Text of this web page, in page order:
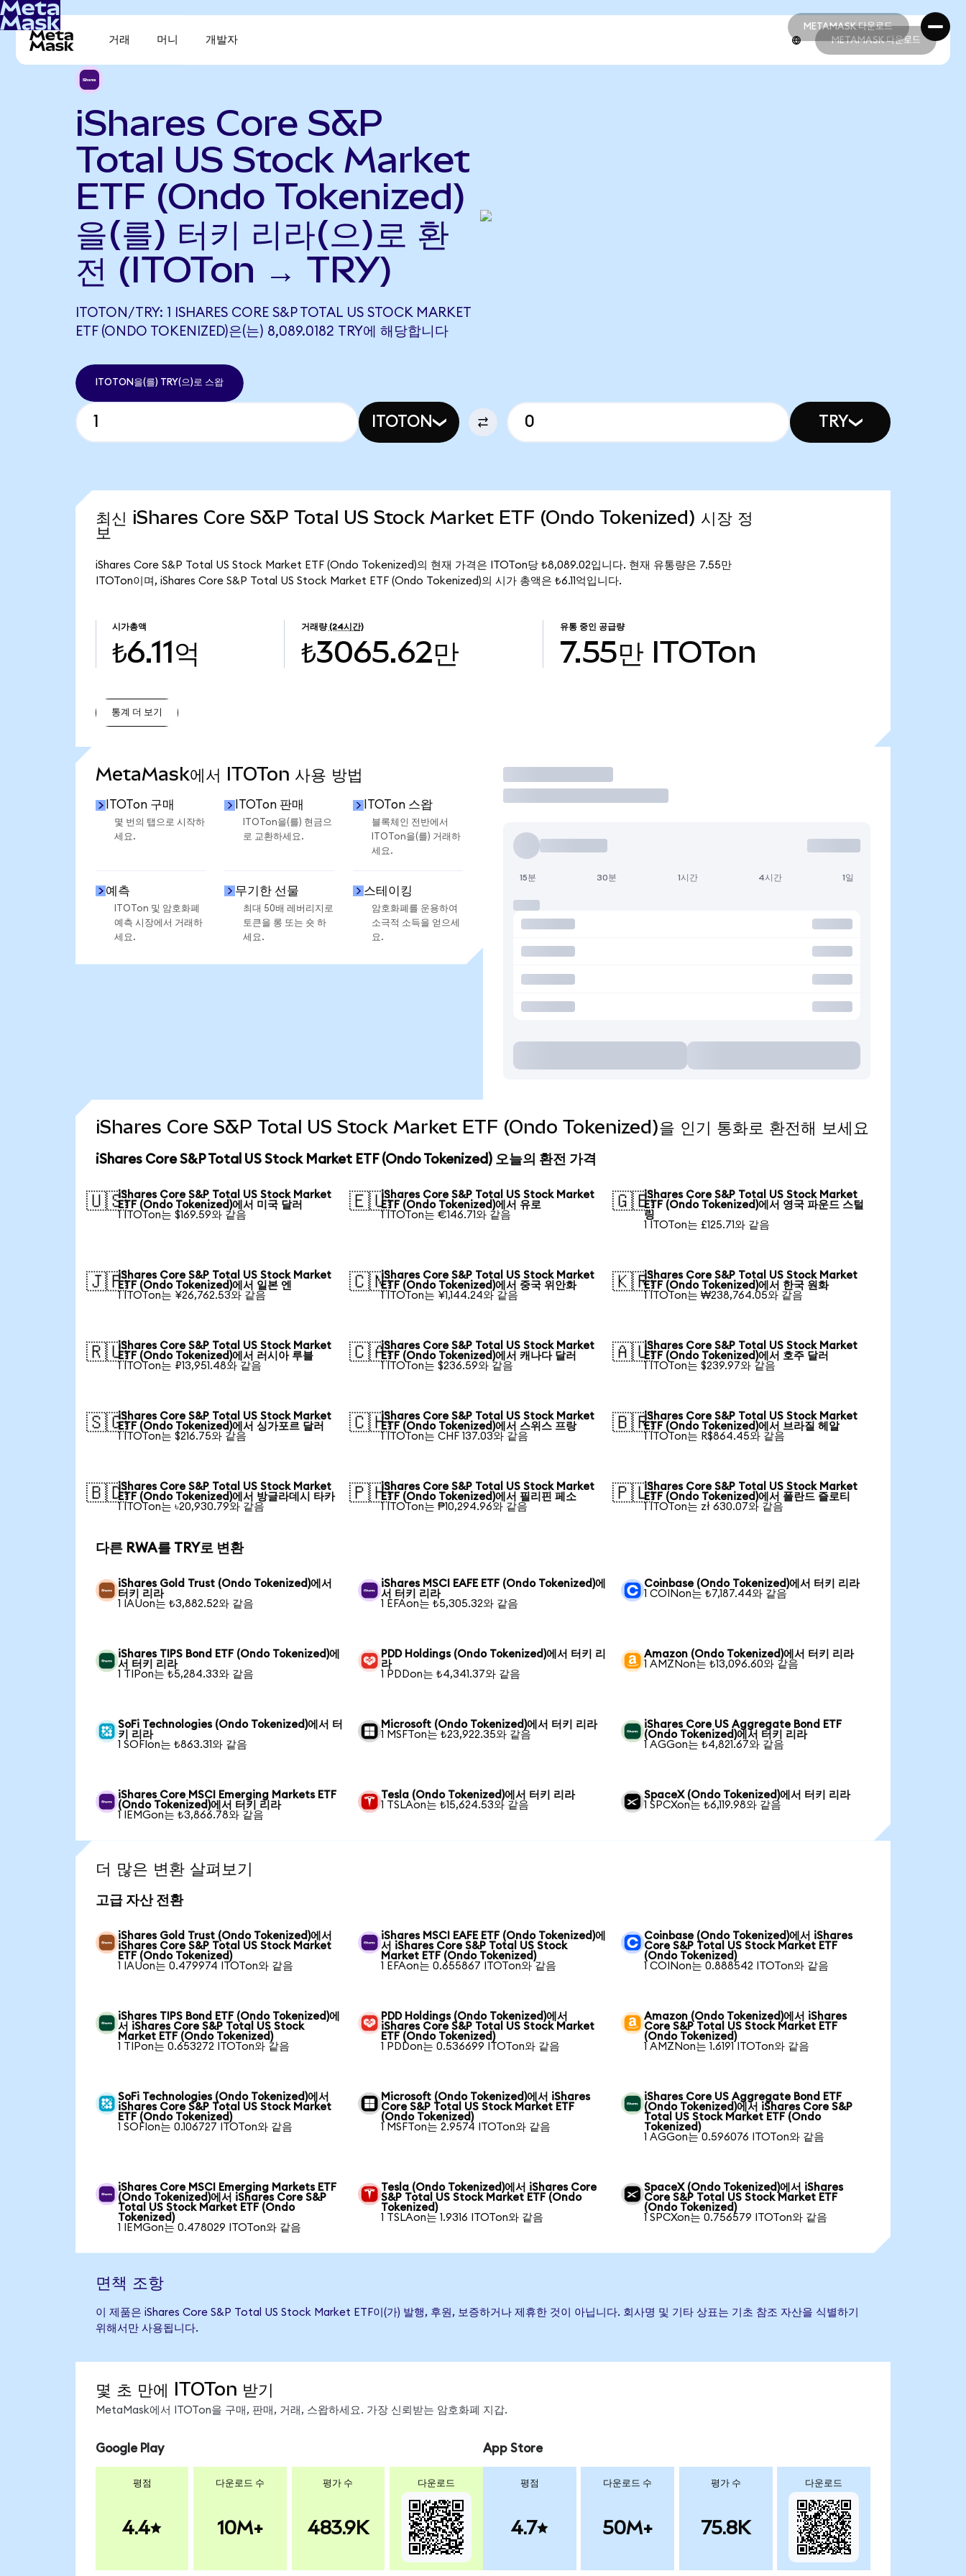
METAMASK 다운로드
METAMASK 다운로드
거래 머니 개발자 METAMASK 다운로드
iShares Core S&P
Total US Stock Market
ETF (Ondo Tokenized)
을(를) 터키 리라(으)로 환
전 (ITOTon → TRY)
ITOTON/TRY: 1 ISHARES CORE S&P TOTAL US STOCK MARKET
ETF (ONDO TOKENIZED)은(는) 8,089.0182 TRY에 해당합니다
ITOTON을(를) TRY(으)로 스왑
ITOTON TRY
최신 iShares Core S&P Total US Stock Market ETF (Ondo Tokenized) 시장 정
보
iShares Core S&P Total US Stock Market ETF (Ondo Tokenized)의 현재 가격은 ITOTon당 ₺8,089.02입니다. 현재 유통량은 7.55만
ITOTon이며, iShares Core S&P Total US Stock Market ETF (Ondo Tokenized)의 시가 총액은 ₺6.11억입니다.
시가총액
₺6.11억
거래량 (24시간)
₺3065.62만
유통 중인 공급량
7.55만 ITOTon
통계 더 보기
MetaMask에서 ITOTon 사용 방법
ITOTon 구매
몇 번의 탭으로 시작하
세요.
ITOTon 판매
ITOTon을(를) 현금으
로 교환하세요.
ITOTon 스왑
블록체인 전반에서
ITOTon을(를) 거래하
세요.
예측
ITOTon 및 암호화폐
예측 시장에서 거래하
세요.
무기한 선물
최대 50배 레버리지로
토큰을 롱 또는 숏 하
세요.
스테이킹
암호화폐를 운용하여
소극적 소득을 얻으세
요.
거래
15분 30분 1시간 4시간 1일
iShares Core S&P Total US Stock Market ETF (Ondo Tokenized)을 인기 통화로 환전해 보세요
iShares Core S&P Total US Stock Market ETF (Ondo Tokenized) 오늘의 환전 가격
🇺🇸iShares Core S&P Total US Stock Market
ETF (Ondo Tokenized)에서 미국 달러
1 ITOTon는 $169.59와 같음
🇪🇺iShares Core S&P Total US Stock Market
ETF (Ondo Tokenized)에서 유로
1 ITOTon는 €146.71와 같음
🇬🇧iShares Core S&P Total US Stock Market
ETF (Ondo Tokenized)에서 영국 파운드 스털
링
1 ITOTon는 £125.71와 같음
🇯🇵iShares Core S&P Total US Stock Market
ETF (Ondo Tokenized)에서 일본 엔
1 ITOTon는 ¥26,762.53와 같음
🇨🇳iShares Core S&P Total US Stock Market
ETF (Ondo Tokenized)에서 중국 위안화
1 ITOTon는 ¥1,144.24와 같음
🇰🇷iShares Core S&P Total US Stock Market
ETF (Ondo Tokenized)에서 한국 원화
1 ITOTon는 ₩238,764.05와 같음
🇷🇺iShares Core S&P Total US Stock Market
ETF (Ondo Tokenized)에서 러시아 루블
1 ITOTon는 ₽13,951.48와 같음
🇨🇦iShares Core S&P Total US Stock Market
ETF (Ondo Tokenized)에서 캐나다 달러
1 ITOTon는 $236.59와 같음
🇦🇺iShares Core S&P Total US Stock Market
ETF (Ondo Tokenized)에서 호주 달러
1 ITOTon는 $239.97와 같음
🇸🇬iShares Core S&P Total US Stock Market
ETF (Ondo Tokenized)에서 싱가포르 달러
1 ITOTon는 $216.75와 같음
🇨🇭iShares Core S&P Total US Stock Market
ETF (Ondo Tokenized)에서 스위스 프랑
1 ITOTon는 CHF 137.03와 같음
🇧🇷iShares Core S&P Total US Stock Market
ETF (Ondo Tokenized)에서 브라질 헤알
1 ITOTon는 R$864.45와 같음
🇧🇩iShares Core S&P Total US Stock Market
ETF (Ondo Tokenized)에서 방글라데시 타카
1 ITOTon는 ৳20,930.79와 같음
🇵🇭iShares Core S&P Total US Stock Market
ETF (Ondo Tokenized)에서 필리핀 페소
1 ITOTon는 ₱10,294.96와 같음
🇵🇱iShares Core S&P Total US Stock Market
ETF (Ondo Tokenized)에서 폴란드 즐로티
1 ITOTon는 zł 630.07와 같음
다른 RWA를 TRY로 변환
iShares Gold Trust (Ondo Tokenized)에서
터키 리라
1 IAUon는 ₺3,882.52와 같음
iShares MSCI EAFE ETF (Ondo Tokenized)에
서 터키 리라
1 EFAon는 ₺5,305.32와 같음
Coinbase (Ondo Tokenized)에서 터키 리라
1 COINon는 ₺7,187.44와 같음
iShares TIPS Bond ETF (Ondo Tokenized)에
서 터키 리라
1 TIPon는 ₺5,284.33와 같음
PDD Holdings (Ondo Tokenized)에서 터키 리
라
1 PDDon는 ₺4,341.37와 같음
Amazon (Ondo Tokenized)에서 터키 리라
1 AMZNon는 ₺13,096.60와 같음
SoFi Technologies (Ondo Tokenized)에서 터
키 리라
1 SOFIon는 ₺863.31와 같음
Microsoft (Ondo Tokenized)에서 터키 리라
1 MSFTon는 ₺23,922.35와 같음
iShares Core US Aggregate Bond ETF
(Ondo Tokenized)에서 터키 리라
1 AGGon는 ₺4,821.67와 같음
iShares Core MSCI Emerging Markets ETF
(Ondo Tokenized)에서 터키 리라
1 IEMGon는 ₺3,866.78와 같음
Tesla (Ondo Tokenized)에서 터키 리라
1 TSLAon는 ₺15,624.53와 같음
SpaceX (Ondo Tokenized)에서 터키 리라
1 SPCXon는 ₺6,119.98와 같음
더 많은 변환 살펴보기
고급 자산 전환
iShares Gold Trust (Ondo Tokenized)에서
iShares Core S&P Total US Stock Market
ETF (Ondo Tokenized)
1 IAUon는 0.479974 ITOTon와 같음
iShares MSCI EAFE ETF (Ondo Tokenized)에
서 iShares Core S&P Total US Stock
Market ETF (Ondo Tokenized)
1 EFAon는 0.655867 ITOTon와 같음
Coinbase (Ondo Tokenized)에서 iShares
Core S&P Total US Stock Market ETF
(Ondo Tokenized)
1 COINon는 0.888542 ITOTon와 같음
iShares TIPS Bond ETF (Ondo Tokenized)에
서 iShares Core S&P Total US Stock
Market ETF (Ondo Tokenized)
1 TIPon는 0.653272 ITOTon와 같음
PDD Holdings (Ondo Tokenized)에서
iShares Core S&P Total US Stock Market
ETF (Ondo Tokenized)
1 PDDon는 0.536699 ITOTon와 같음
Amazon (Ondo Tokenized)에서 iShares
Core S&P Total US Stock Market ETF
(Ondo Tokenized)
1 AMZNon는 1.6191 ITOTon와 같음
SoFi Technologies (Ondo Tokenized)에서
iShares Core S&P Total US Stock Market
ETF (Ondo Tokenized)
1 SOFIon는 0.106727 ITOTon와 같음
Microsoft (Ondo Tokenized)에서 iShares
Core S&P Total US Stock Market ETF
(Ondo Tokenized)
1 MSFTon는 2.9574 ITOTon와 같음
iShares Core US Aggregate Bond ETF
(Ondo Tokenized)에서 iShares Core S&P
Total US Stock Market ETF (Ondo
Tokenized)
1 AGGon는 0.596076 ITOTon와 같음
iShares Core MSCI Emerging Markets ETF
(Ondo Tokenized)에서 iShares Core S&P
Total US Stock Market ETF (Ondo
Tokenized)
1 IEMGon는 0.478029 ITOTon와 같음
Tesla (Ondo Tokenized)에서 iShares Core
S&P Total US Stock Market ETF (Ondo
Tokenized)
1 TSLAon는 1.9316 ITOTon와 같음
SpaceX (Ondo Tokenized)에서 iShares
Core S&P Total US Stock Market ETF
(Ondo Tokenized)
1 SPCXon는 0.756579 ITOTon와 같음
면책 조항
이 제품은 iShares Core S&P Total US Stock Market ETF이(가) 발행, 후원, 보증하거나 제휴한 것이 아닙니다. 회사명 및 기타 상표는 기초 참조 자산을 식별하기
위해서만 사용됩니다.
몇 초 만에 ITOTon 받기
MetaMask에서 ITOTon을 구매, 판매, 거래, 스왑하세요. 가장 신뢰받는 암호화폐 지갑.
Google Play
평점
4.4
다운로드 수
10M+
평가 수
483.9K
다운로드
App Store
평점
4.7
다운로드 수
50M+
평가 수
75.8K
다운로드